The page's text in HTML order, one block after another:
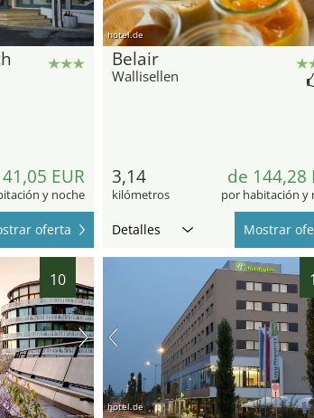
EUR
y noche
oferta
hotel.de
Belair
Wallisellen
3,14
kilómetros
de 144,28
por habitación y
Detalles Mostrar
10
hotel.de